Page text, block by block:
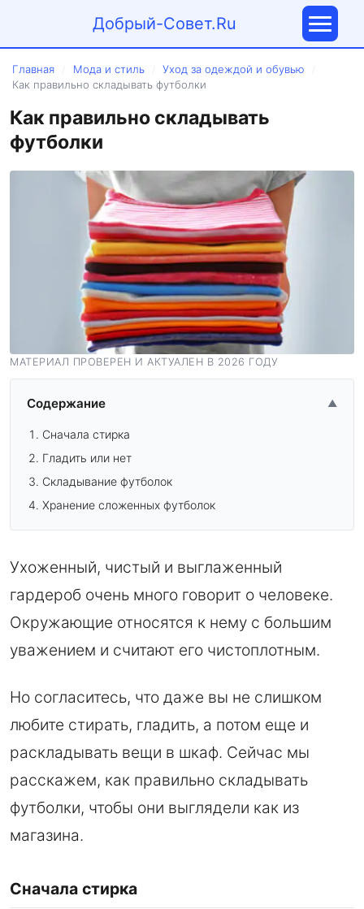
Добрый-Совет.Ru
Главная Мода и стиль Уход за одеждой и обувью
Как правильно складывать футболки
Как правильно складывать
футболки
МАТЕРИАЛ ПРОВЕРЕН И АКТУАЛЕН В 2026 ГОДУ
Содержание ▲
Сначала стирка
Гладить или нет
Складывание футболок
Хранение сложенных футболок
Ухоженный, чистый и выглаженный
гардероб очень много говорит о человеке.
Окружающие относятся к нему с большим
уважением и считают его чистоплотным.
Но согласитесь, что даже вы не слишком
любите стирать, гладить, а потом еще и
раскладывать вещи в шкаф. Сейчас мы
расскажем, как правильно складывать
футболки, чтобы они выглядели как из
магазина.
Сначала стирка